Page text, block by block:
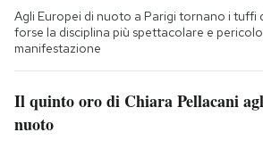
Agli Europei di nuoto a Parigi tornano i tuffi
forse la disciplina più spettacolare e
manifestazione
Il quinto oro di Chiara Pellacani
nuoto